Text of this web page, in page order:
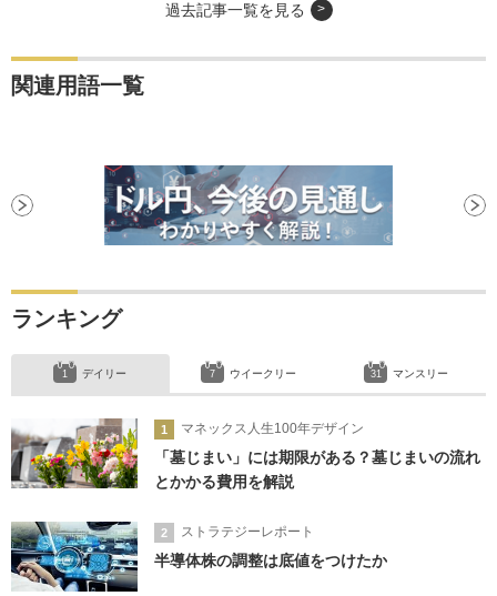
過去記事一覧を見る
関連用語一覧
ランキング
デイリー
マネックス人生100年デザイン
「墓じまい」には期限がある？墓じまいの流れ
とかかる費用を解説
ストラテジーレポート
半導体株の調整は底値をつけたか
ウイークリー マンスリー